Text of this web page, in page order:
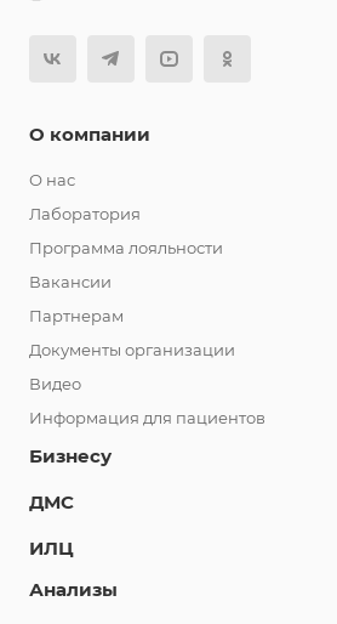
О компании
О нас
Лаборатория
Программа лояльности
Вакансии
Партнерам
Документы организации
Видео
Информация для пациентов
Бизнесу
ДМС
ИЛЦ
Анализы